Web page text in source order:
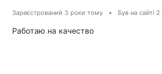
Зареєстрований 3 роки тому • Був на сайті
Работаю на качество